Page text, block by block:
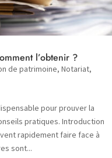
l’obtenir ?
de patrimoine, Notariat,
pour prouver la
pratiques. Introduction
rapidement faire face à
sont...